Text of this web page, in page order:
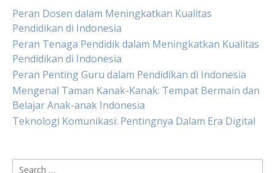
Peran Dosen dalam Meningkatkan Kualitas
Pendidikan di Indonesia
Peran Tenaga Pendidik dalam Meningkatkan Kualitas
Pendidikan di Indonesia
Peran Penting Guru dalam Pendidikan di Indonesia
Mengenal Taman Kanak-Kanak: Tempat Bermain dan
Belajar Anak-anak Indonesia
Teknologi Komunikasi: Pentingnya Dalam Era Digital
Search